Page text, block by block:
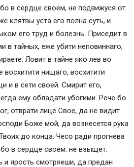
в сердце своем, не подвижуся от
клятвы уста eго полна суть, и
eго труд и болезнь. Приседит в
в тайных, еже убити неповиннаго,
Ловит в тайне яко лев во
нищаго, восхитити
и в сети своей. Смирит eго,
eму обладати убогими. Рече бо
отврати лице Свое, да не видит
Боже мой, да вознесется рука
до конца. Чесо ради прогнева
в сердце своем: не взыщет.
ярость смотряеши, да предан